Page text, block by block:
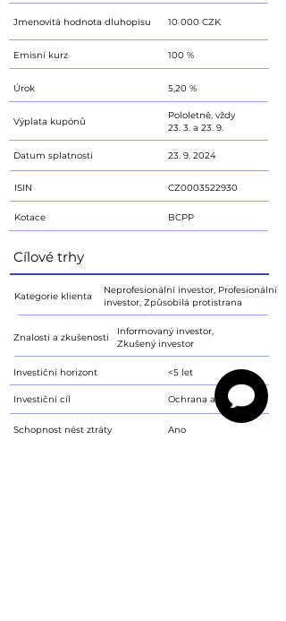
Jmenovitá hodnota dluhopisu 10 000 CZK
100 %
Emisní kurz
5,20 %
Úrok
Pololetně, vždy
23. 3. a 23. 9.
Výplata kupónů
23. 9. 2024
Datum splatnosti
CZ0003522930
ISIN
Kotace BCPP
Cílové trhy
Neprofesionální investor, Profesionální
investor, Způsobilá protistrana
Kategorie klienta
Informovaný investor,
Zkušený investor
Znalosti a zkušenosti
<5 let
Investiční horizont
Ochrana a růst
Investiční cíl
Ano
Schopnost nést ztráty